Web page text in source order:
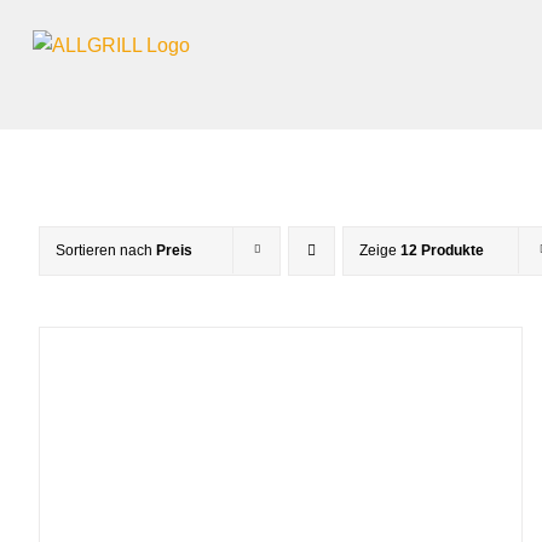
Inhalt
Sortieren nach Preis Zeige 12 Produkte